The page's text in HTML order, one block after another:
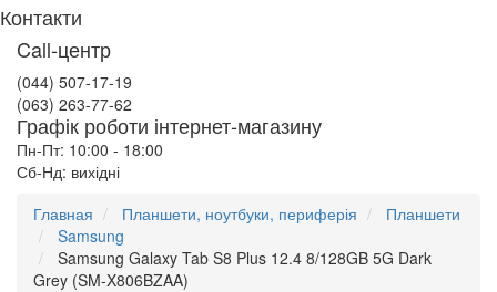
Контакти
Call-центр
(044) 507-17-19
(063) 263-77-62
Графік роботи інтернет-магазину
Пн-Пт: 10:00 - 18:00
Сб-Нд: вихідні
Главная
Планшети, ноутбуки, периферія
Планшети
Samsung
Samsung Galaxy Tab S8 Plus 12.4 8/128GB 5G Dark
Grey (SM-X806BZAA)